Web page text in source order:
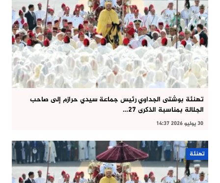
تهنئة بوشتى الجداوي رئيس جماعة سيدي حرازم إلى صاحب
الجلالة بمناسبة الذكرى 27…
30 يوليو 2026 14:37
تهنئة